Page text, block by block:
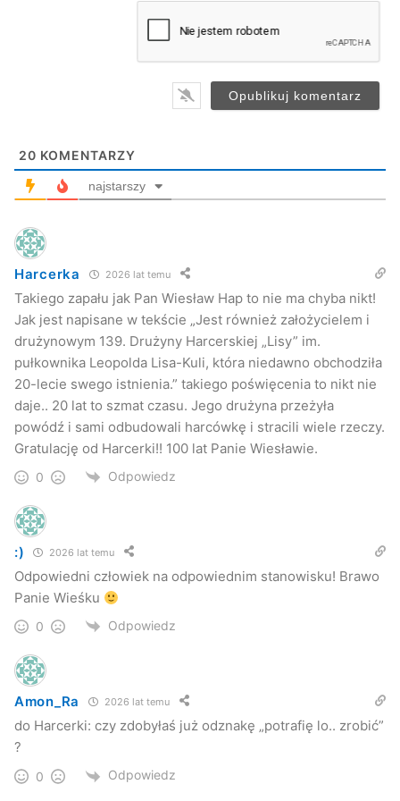
Wiesław Hap
20 KOMENTARZY
najstarszy
Harcerka 2026 lat temu
Takiego zapału jak Pan Wiesław Hap to nie ma chyba nikt!
Jak jest napisane w tekście „Jest również założycielem i
drużynowym 139. Drużyny Harcerskiej „Lisy” im.
pułkownika Leopolda Lisa-Kuli, która niedawno obchodziła
20-lecie swego istnienia.” takiego poświęcenia to nikt nie
daje.. 20 lat to szmat czasu. Jego drużyna przeżyła
powódź i sami odbudowali harcówkę i stracili wiele rzeczy.
Gratulację od Harcerki!! 100 lat Panie Wiesławie.
0 Odpowiedz
:) 2026 lat temu
Odpowiedni człowiek na odpowiednim stanowisku! Brawo
Panie Wieśku
0 Odpowiedz
Amon_Ra 2026 lat temu
do Harcerki: czy zdobyłaś już odznakę „potrafię lo.. zrobić”
?
0 Odpowiedz